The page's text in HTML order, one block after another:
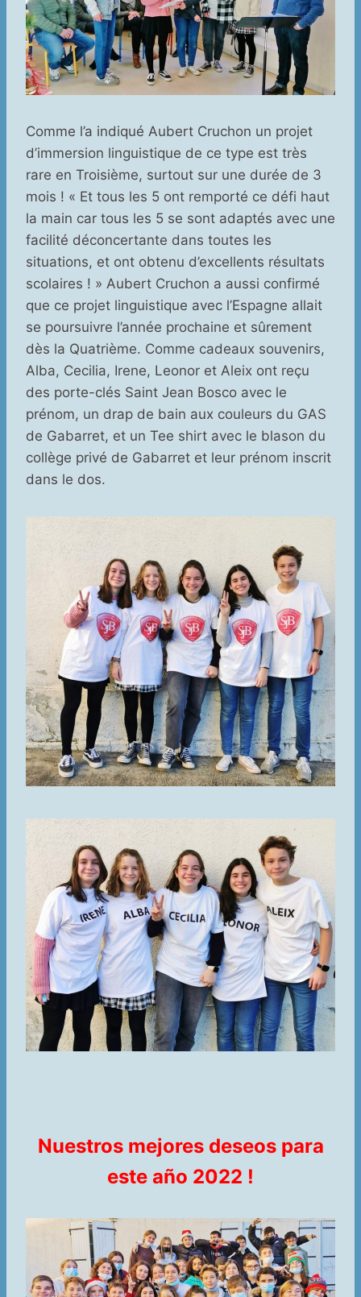
Comme l’a indiqué Aubert Cruchon un projet
d’immersion linguistique de ce type est très
rare en Troisième, surtout sur une durée de 3
mois ! « Et tous les 5 ont remporté ce défi haut
la main car tous les 5 se sont adaptés avec une
facilité déconcertante dans toutes les
situations, et ont obtenu d’excellents résultats
scolaires ! » Aubert Cruchon a aussi confirmé
que ce projet linguistique avec l’Espagne allait
se poursuivre l’année prochaine et sûrement
dès la Quatrième. Comme cadeaux souvenirs,
Alba, Cecilia, Irene, Leonor et Aleix ont reçu
des porte-clés Saint Jean Bosco avec le
prénom, un drap de bain aux couleurs du GAS
de Gabarret, et un Tee shirt avec le blason du
collège privé de Gabarret et leur prénom inscrit
dans le dos.
Nuestros mejores deseos para
este año 2022 !